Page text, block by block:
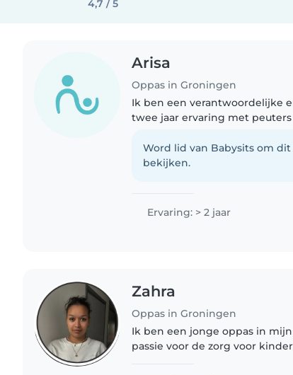
4,7 / 5
Arisa
Oppas in Groningen
Ik ben een verantwoordelijke
twee jaar ervaring met
Ook ben ik comfortabel..
Word lid van Babysits om
bekijken.
Ervaring: > 2 jaar
Zahra
Oppas in Groningen
Ik ben een jonge oppas in
passie voor de zorg voor